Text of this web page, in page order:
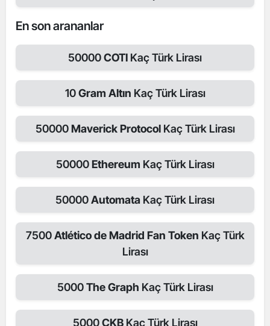
En son arananlar
50000COTI Kaç Türk Lirası
10Gram Altın Kaç Türk Lirası
50000Maverick Protocol Kaç Türk Lirası
50000Ethereum Kaç Türk Lirası
50000Automata Kaç Türk Lirası
7500Atlético de Madrid Fan Token Kaç Türk
Lirası
5000The Graph Kaç Türk Lirası
5000CKB Kaç Türk Lirası